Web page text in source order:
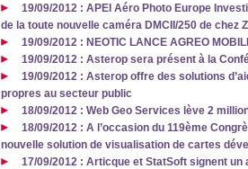
19/09/2012 : APEI Aéro Photo Europe
de la toute nouvelle caméra DMCII/250 de chez
19/09/2012 : NEOTIC LANCE AGREO
19/09/2012 : Asterop sera présent à la
19/09/2012 : Asterop offre des solutions
propres au secteur public
18/09/2012 : Web Geo Services lève 2
18/09/2012 : A l’occasion du 119ème
nouvelle solution de visualisation de cartes
17/09/2012 : Articque et StatSoft signent